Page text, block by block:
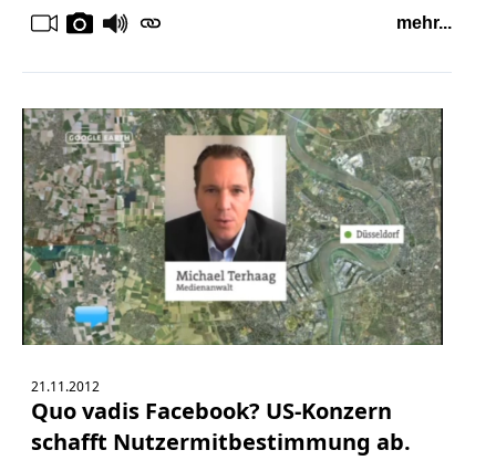
mehr...
21.11.2012
Quo vadis Facebook? US-Konzern
schafft Nutzermitbestimmung ab.